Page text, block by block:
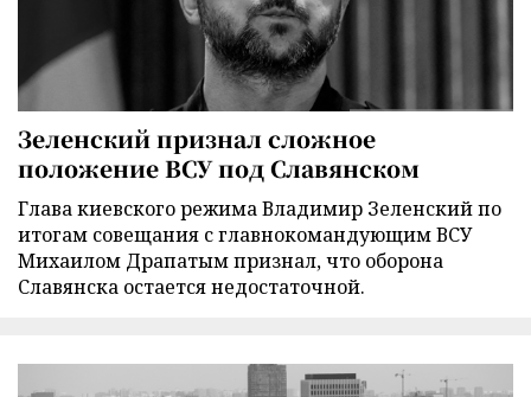
Зеленский признал сложное
положение ВСУ под Славянском
Глава киевского режима Владимир Зеленский по
итогам совещания с главнокомандующим ВСУ
Михаилом Драпатым признал, что оборона
Славянска остается недостаточной.